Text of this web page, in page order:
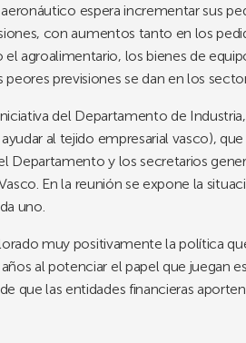
espera incrementar sus
con aumentos tanto en los
agroalimentario, los bienes de
previsiones se dan en los
del Departamento de
al tejido empresarial vasco),
Departamento y los secretarios
En la reunión se expone la
uno.
muy positivamente la política
al potenciar el papel que juegan
que las entidades financieras